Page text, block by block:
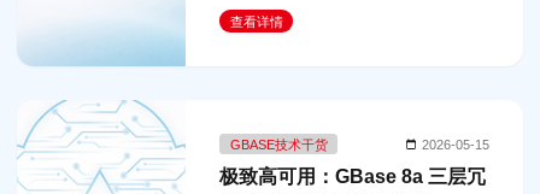
查看详情
GBASE技术干货 2026-05-15
极致高可用：GBase 8a 三层冗